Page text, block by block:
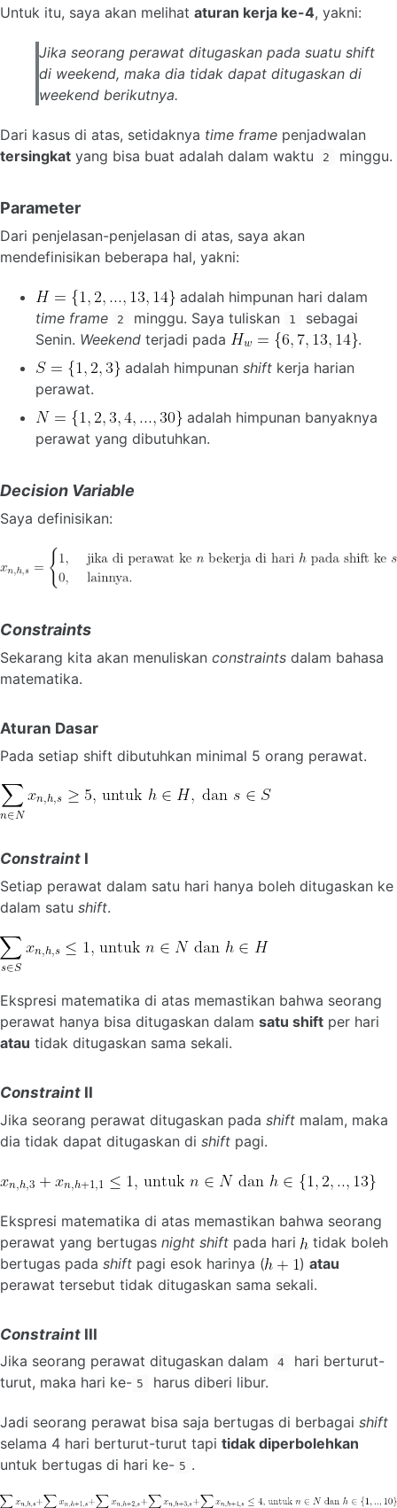
Untuk itu, saya akan melihat aturan kerja ke-4, yakni:
Jika seorang perawat ditugaskan pada suatu shift
di weekend, maka dia tidak dapat ditugaskan di
weekend berikutnya.
Dari kasus di atas, setidaknya time frame penjadwalan
tersingkat yang bisa buat adalah dalam waktu 2 minggu.
Parameter
Dari penjelasan-penjelasan di atas, saya akan
mendefinisikan beberapa hal, yakni:
adalah himpunan hari dalam
time frame
2 minggu. Saya tuliskan 1
sebagai
Senin. Weekend terjadi pada
.
adalah himpunan shift kerja harian
perawat.
adalah himpunan banyaknya
perawat yang dibutuhkan.
Decision Variable
Saya definisikan:
Constraints
Sekarang kita akan menuliskan constraints dalam bahasa
matematika.
Aturan Dasar
Pada setiap shift dibutuhkan minimal 5 orang perawat.
Constraint I
Setiap perawat dalam satu hari hanya boleh ditugaskan ke
dalam satu shift.
Ekspresi matematika di atas memastikan bahwa seorang
perawat hanya bisa ditugaskan dalam satu shift per hari
atau tidak ditugaskan sama sekali.
Constraint II
Jika seorang perawat ditugaskan pada shift malam, maka
dia tidak dapat ditugaskan di shift pagi.
Ekspresi matematika di atas memastikan bahwa seorang
perawat yang bertugas night shift pada hari
tidak boleh
bertugas pada shift pagi esok harinya ( ) atau
perawat tersebut tidak ditugaskan sama sekali.
Constraint III
Jika seorang perawat ditugaskan dalam
4
hari berturut-
turut, maka hari ke- 5 harus diberi libur.
Jadi seorang perawat bisa saja bertugas di berbagai shift
selama 4 hari berturut-turut tapi tidak diperbolehkan
untuk bertugas di hari ke- 5 .